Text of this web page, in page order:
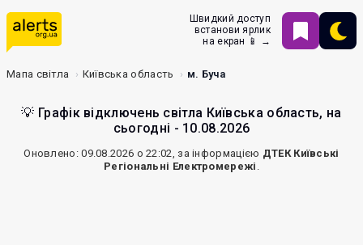
Швидкий доступ
встанови ярлик
на екран 📱 →
Мапа світла Київська область м. Буча
💡 Графік відключень світла Київська область, на
сьогодні - 10.08.2026
Оновлено: 09.08.2026 о 22:02, за інформацією ДТЕК Київські
Регіональні Електромережі .